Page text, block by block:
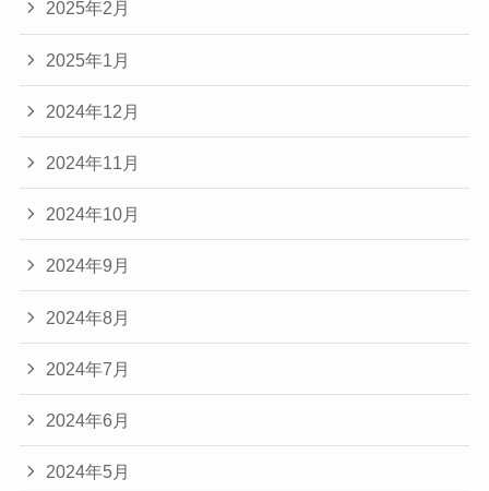
2025年2月
2025年1月
2024年12月
2024年11月
2024年10月
2024年9月
2024年8月
2024年7月
2024年6月
2024年5月